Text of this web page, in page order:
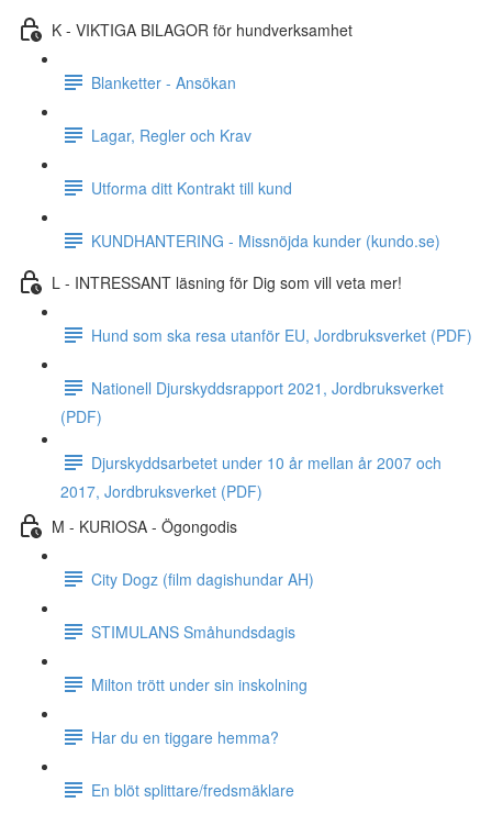
K - VIKTIGA BILAGOR för hundverksamhet
Blanketter - Ansökan
Lagar, Regler och Krav
Utforma ditt Kontrakt till kund
KUNDHANTERING - Missnöjda kunder (kundo.se)
L - INTRESSANT läsning för Dig som vill veta mer!
Hund som ska resa utanför EU, Jordbruksverket (PDF)
Nationell Djurskyddsrapport 2021, Jordbruksverket
(PDF)
Djurskyddsarbetet under 10 år mellan år 2007 och
2017, Jordbruksverket (PDF)
M - KURIOSA - Ögongodis
City Dogz (film dagishundar AH)
STIMULANS Småhundsdagis
Milton trött under sin inskolning
Har du en tiggare hemma?
En blöt splittare/fredsmäklare